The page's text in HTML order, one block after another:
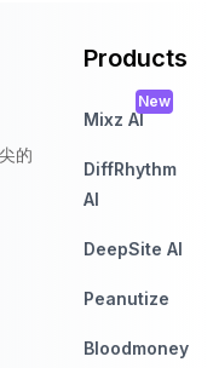
的
Products
Mixz AI
New
DiffRhythm
AI
DeepSite AI
Peanutize
Bloodmoney